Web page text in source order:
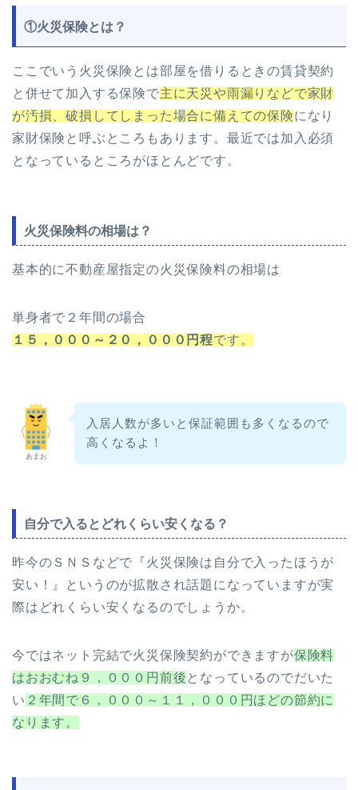
①火災保険とは？
ここでいう火災保険とは部屋を借りるときの賃貸契約
と併せて加入する保険で主に天災や雨漏りなどで家財
が汚損、破損してしまった場合に備えての保険になり
家財保険と呼ぶところもあります。最近では加入必須
となっているところがほとんどです。
火災保険料の相場は？
基本的に不動産屋指定の火災保険料の相場は
単身者で２年間の場合
１５，０００～２０，０００円程です。
あまお
入居人数が多いと保証範囲も多くなるので
高くなるよ！
自分で入るとどれくらい安くなる？
昨今のＳＮＳなどで『火災保険は自分で入ったほうが
安い！』というのが拡散され話題になっていますが実
際はどれくらい安くなるのでしょうか。
今ではネット完結で火災保険契約ができますが保険料
はおおむね９，０００円前後 となっているのでだいた
い ２年間で６，０００～１１，０００円ほどの節約に
なります。